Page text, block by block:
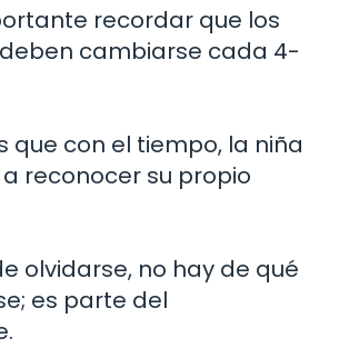
recordar que los
cambiarse cada 4-
que con el tiempo, la niña
reconocer su propio
olvidarse, no hay de qué
es parte del